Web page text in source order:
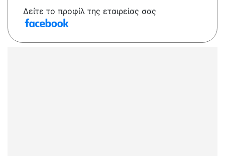
Δείτε το προφίλ της εταιρείας σας